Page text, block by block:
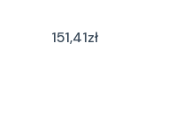
151,41zł